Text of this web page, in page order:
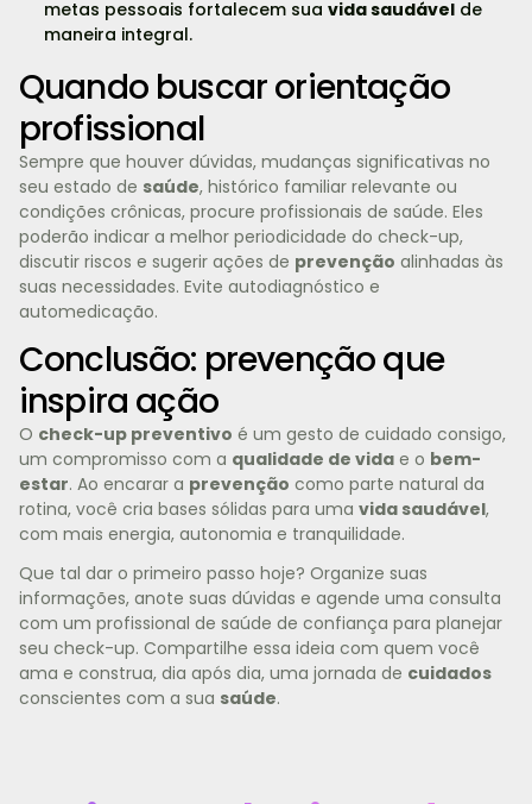
metas pessoais fortalecem sua vida saudávelde
maneira integral.
Quando buscar orientação
profissional
Sempre que houver dúvidas, mudanças significativas no
seu estado de saúde, histórico familiar relevante ou
condições crônicas, procure profissionais de saúde. Eles
poderão indicar a melhor periodicidade do check-up,
discutir riscos e sugerir ações de prevenção alinhadas às
suas necessidades. Evite autodiagnóstico e
automedicação.
Conclusão: prevenção que
inspira ação
O check-up preventivo é um gesto de cuidado consigo,
um compromisso com a qualidade de vida e o bem-
estar. Ao encarar a prevenção como parte natural da
rotina, você cria bases sólidas para uma vida saudável,
com mais energia, autonomia e tranquilidade.
Que tal dar o primeiro passo hoje? Organize suas
informações, anote suas dúvidas e agende uma consulta
com um profissional de saúde de confiança para planejar
seu check-up. Compartilhe essa ideia com quem você
ama e construa, dia após dia, uma jornada de cuidados
conscientes com a sua saúde.